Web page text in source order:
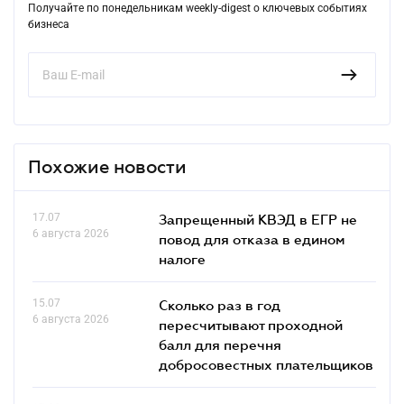
Получайте по понедельникам weekly-digest о ключевых событиях
бизнеса
Похожие новости
17.07
6 августа 2026
Запрещенный КВЭД в ЕГР не
повод для отказа в едином
налоге
15.07
6 августа 2026
Сколько раз в год
пересчитывают проходной
балл для перечня
добросовестных плательщиков